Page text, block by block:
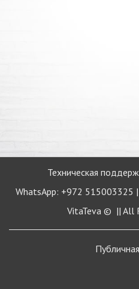
Техническая
WhatsApp: +972
VitaTeva © || All
Публичная